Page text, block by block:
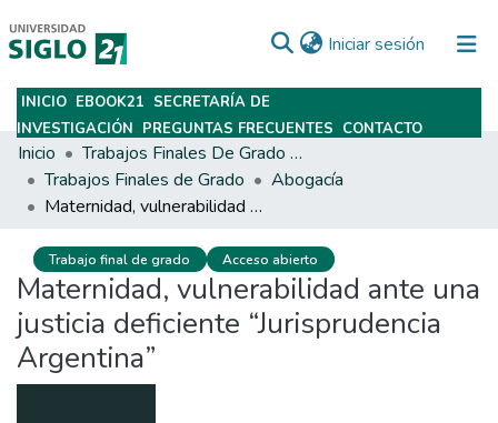
Iniciar sesión (current)
Subir
INICIO EBOOK21 SECRETARÍA DE
INVESTIGACIÓN PREGUNTAS FRECUENTES CONTACTO
Inicio
Trabajos Finales De Grado Y Posgrado
Trabajos Finales de Grado
Abogacía
Maternidad, vulnerabilidad ante una justicia deficiente “Jurisprudencia Argentina”
Trabajo final de grado Acceso abierto
Maternidad, vulnerabilidad ante una
justicia deficiente “Jurisprudencia
Argentina”